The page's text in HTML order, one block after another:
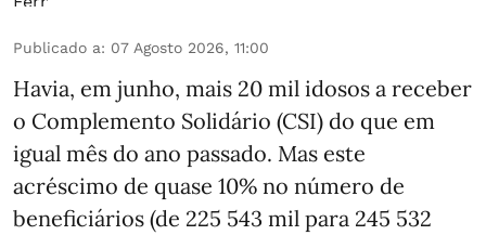
Publicado a: 07 Agosto 2026, 11:00
Havia, em junho, mais 20 mil idosos a receber
o Complemento Solidário (CSI) do que em
igual mês do ano passado. Mas este
acréscimo de quase 10% no número de
beneficiários (de 225 543 mil para 245 532